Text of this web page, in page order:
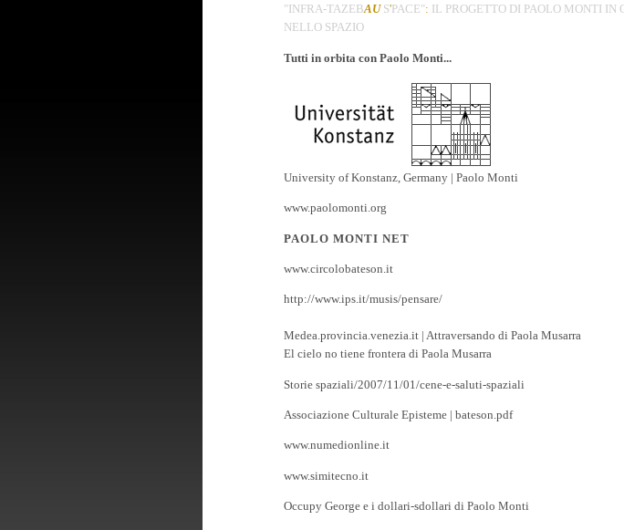
"INFRA-TAZEBAUS'PACE": IL PROGETTO DI PAOLO MONTI IN
NELLO SPAZIO
Tutti in orbita con Paolo Monti...
University of Konstanz, Germany | Paolo Monti
www.paolomonti.org
PAOLO MONTI NET
www.circolobateson.it
http://www.ips.it/musis/pensare/
Medea.provincia.venezia.it | Attraversando di Paola Musarra
El cielo no tiene frontera di Paola Musarra
Storie spaziali/2007/11/01/cene-e-saluti-spaziali
Associazione Culturale Episteme | bateson.pdf
www.numedionline.it
www.simitecno.it
Occupy George e i dollari-sdollari di Paolo Monti